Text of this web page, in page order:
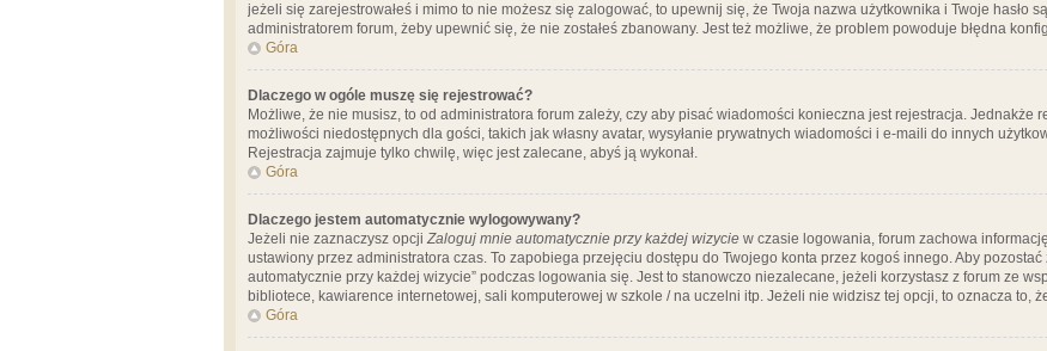
jeżeli się zarejestrowałeś i mimo to nie możesz się zalogować, to upewnij się, że Twoja nazwa użytkownika i Twoje hasło
administratorem forum, żeby upewnić się, że nie zostałeś zbanowany. Jest też możliwe, że problem powoduje błędna
Góra
Dlaczego w ogóle muszę się rejestrować?
Możliwe, że nie musisz, to od administratora forum zależy, czy aby pisać wiadomości konieczna jest rejestracja. Jednakże
możliwości niedostępnych dla gości, takich jak własny avatar, wysyłanie prywatnych wiadomości i e-maili do innych
Rejestracja zajmuje tylko chwilę, więc jest zalecane, abyś ją wykonał.
Góra
Dlaczego jestem automatycznie wylogowywany?
Jeżeli nie zaznaczysz opcji Zaloguj mnie automatycznie przy każdej wizycie w czasie logowania, forum zachowa
ustawiony przez administratora czas. To zapobiega przejęciu dostępu do Twojego konta przez kogoś innego. Aby
automatycznie przy każdej wizycie” podczas logowania się. Jest to stanowczo niezalecane, jeżeli korzystasz z forum ze
bibliotece, kawiarence internetowej, sali komputerowej w szkole / na uczelni itp. Jeżeli nie widzisz tej opcji, to oznacza to,
Góra